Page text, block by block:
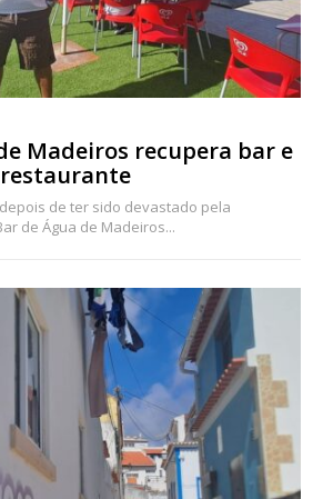
Madeiros recupera bar e
de ter sido devastado pela
de Água de Madeiros...